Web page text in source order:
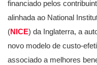
financiado pelos
alinhada ao National
(NICE) da Inglaterra, a
novo modelo de custo-
associado a melhores